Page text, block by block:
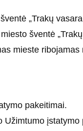
„Trakų
šventė
mieste ribojamas
pakeitimai.
Užimtumo įstatymo